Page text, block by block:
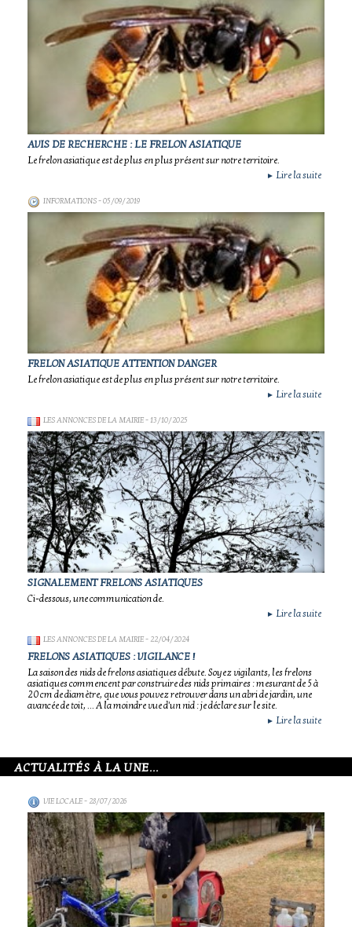
AVIS DE RECHERCHE : LE FRELON ASIATIQUE
Le frelon asiatique est de plus en plus présent sur notre territoire.
► Lire la suite
INFORMATIONS- 05/09/2019
FRELON ASIATIQUE ATTENTION DANGER
Le frelon asiatique est de plus en plus présent sur notre territoire.
► Lire la suite
LES ANNONCES DE LA MAIRIE- 13/10/2025
SIGNALEMENT FRELONS ASIATIQUES
Ci-dessous, une communication de.
► Lire la suite
LES ANNONCES DE LA MAIRIE- 22/04/2024
FRELONS ASIATIQUES : VIGILANCE !
La saison des nids de frelons asiatiques débute. Soyez vigilants, les frelons
asiatiques commencent par construire des nids primaires : mesurant de 5 à
20 cm de diamètre, que vous pouvez retrouver dans un abri de jardin, une
avancée de toit, ... A la moindre vue d'un nid : je déclare sur le site.
► Lire la suite
ACTUALITÉS À LA UNE...
VIE LOCALE- 28/07/2026